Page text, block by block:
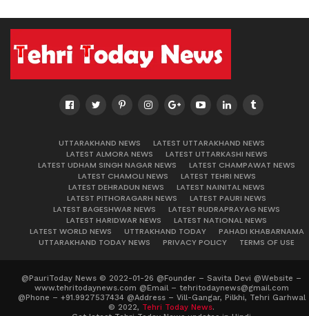
UTTARAKHAND NEWS
LATEST UTTARAKHAND NEWS
LATEST ALMORA NEWS
LATEST UTTARKASHI NEWS
LATEST UDHAM SINGH NAGAR NEWS
LATEST CHAMPAWAT NEWS
LATEST CHAMOLI NEWS
LATEST TEHRI NEWS
LATEST DEHRADUN NEWS
LATEST NAINITAL NEWS
LATEST PITHORAGARH NEWS
LATEST PAURI NEWS
LATEST BAGESHWAR NEWS
LATEST RUDRAPRAYAG NEWS
LATEST HARIDWAR NEWS
LATEST NATIONAL NEWS
LATEST WORLD NEWS
UTTRAKHAND TODAY
PAHADI KHABARNAMA
UTTARAKHAND TODAY NEWS
PRIVACY POLICY TERMS OF USE
@PauriToday News © 2022-01-26 @Founder – Savita Devi @Website –
www.tehritodaynews.com @Email – tehritodaynews@gmail.com
@Phone – +91.9927537434 @Address – Vill-Gangar, Pilkhi, Tehri Garhwal
© 2022, Tehri Today News.